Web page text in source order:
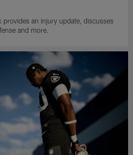
provides an injury update, discusses
and more.